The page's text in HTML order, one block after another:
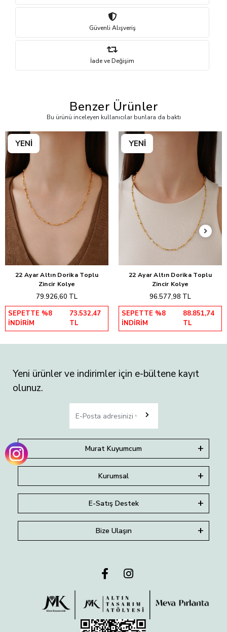
Güvenli Alışveriş
İade ve Değişim
Benzer Ürünler
Bu ürünü inceleyen kullanıcılar bunlara da baktı
Sepete Ekle
22 Ayar Altın Dorika Toplu
Zincir Kolye
79.926,60 TL
SEPETTE %8
İNDİRİM
73.532,47
TL
Sepete Ekle
22 Ayar Altın Dorika Toplu
Zincir Kolye
96.577,98 TL
SEPETTE %8
İNDİRİM
88.851,74
TL
Yeni ürünler ve indirimler için e-bültene kayıt
olunuz.
Murat Kuyumcum
Kurumsal
E-Satış Destek
Bize Ulaşın